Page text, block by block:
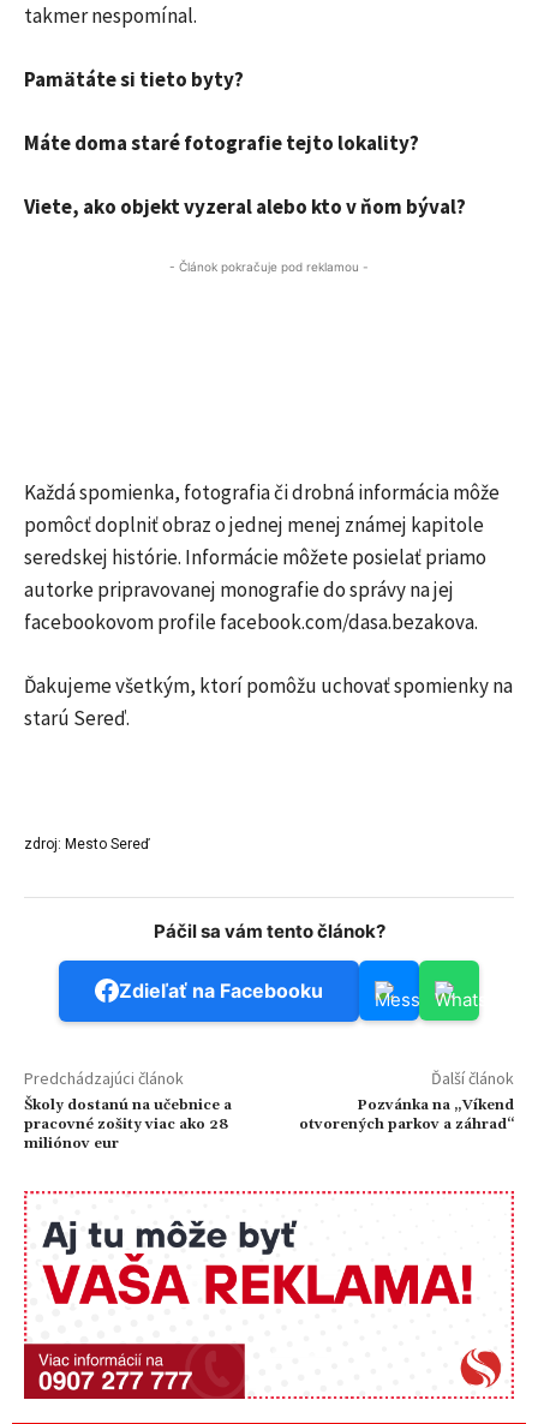
takmer nespomínal.
Pamätáte si tieto byty?
Máte doma staré fotografie tejto lokality?
Viete, ako objekt vyzeral alebo kto v ňom býval?
- Článok pokračuje pod reklamou -
Každá spomienka, fotografia či drobná informácia môže
pomôcť doplniť obraz o jednej menej známej kapitole
seredskej histórie. Informácie môžete posielať priamo
autorke pripravovanej monografie do správy na jej
facebookovom profile facebook.com/dasa.bezakova.
Ďakujeme všetkým, ktorí pomôžu uchovať spomienky na
starú Sereď.
zdroj: Mesto Sereď
Páčil sa vám tento článok?
Zdieľať na Facebooku
Predchádzajúci článok
Školy dostanú na učebnice a
pracovné zošity viac ako 28
miliónov eur
Ďalší článok
Pozvánka na „Víkend
otvorených parkov a záhrad“